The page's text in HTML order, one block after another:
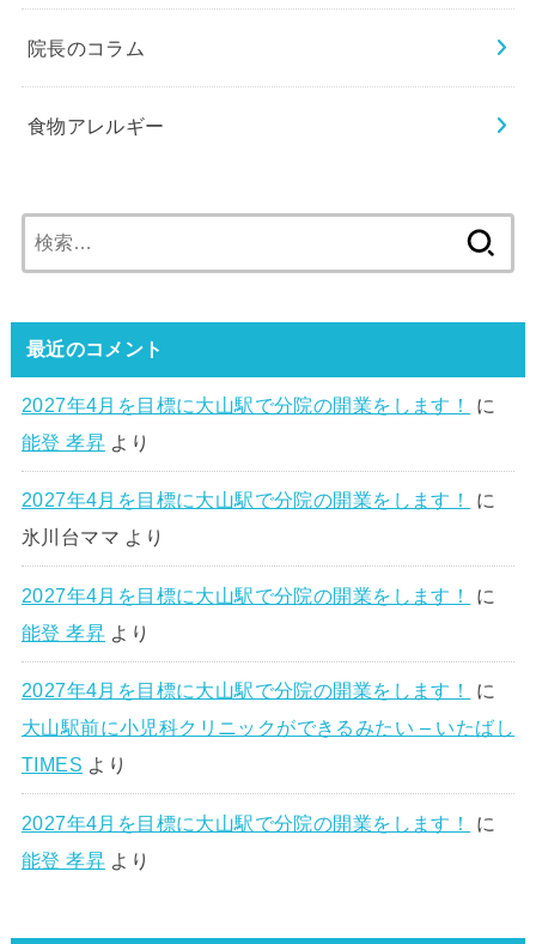
院長のコラム
食物アレルギー
索:
最近のコメント
2027年4月を目標に大山駅で分院の開業をします！
に
能登 孝昇より
2027年4月を目標に大山駅で分院の開業をします！
に
氷川台ママ より
2027年4月を目標に大山駅で分院の開業をします！
に
能登 孝昇より
2027年4月を目標に大山駅で分院の開業をします！
に
大山駅前に小児科クリニックができるみたい – いたばし
TIMES より
2027年4月を目標に大山駅で分院の開業をします！
に
能登 孝昇より